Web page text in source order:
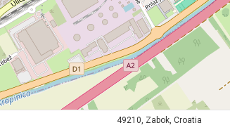
49210, Zabok, Croatia